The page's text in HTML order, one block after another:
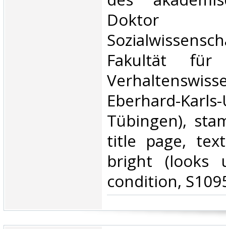
Fakultät für
Eberhard-
Tübingen),
title page,
bright (looks
condition,